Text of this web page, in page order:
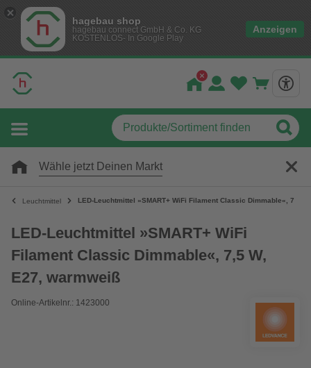
hagebau shop
hagebau connect GmbH & Co. KG
KOSTENLOS- In Google Play
Anzeigen
Wähle jetzt Deinen Markt
Leuchtmittel LED-Leuchtmittel »SMART+ WiFi Filament Classic Dimmable«, 7,5
LED-Leuchtmittel »SMART+ WiFi
Filament Classic Dimmable«, 7,5 W,
E27, warmweiß
Online-Artikelnr.: 1423000